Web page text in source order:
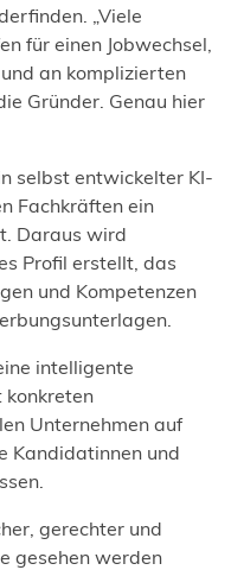
„Viele
für einen Jobwechsel,
an komplizierten
Gründer. Genau hier
selbst entwickelter KI-
Fachkräften ein
Daraus wird
Profil erstellt, das
und Kompetenzen
intelligente
konkreten
Unternehmen auf
Kandidatinnen und
gerechter und
gesehen werden